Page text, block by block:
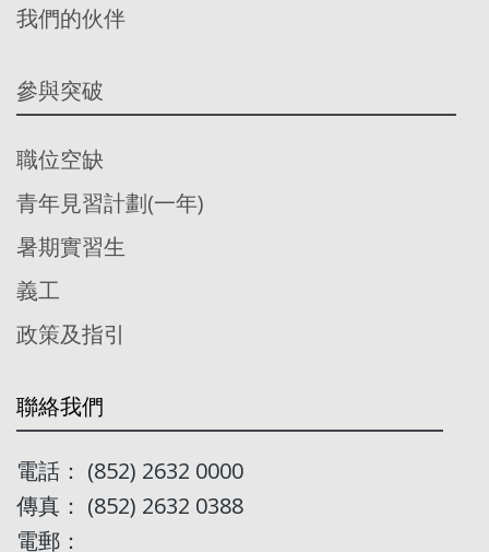
我們的伙伴
參與突破
職位空缺
青年見習計劃(一年)
暑期實習生
義工
政策及指引
聯絡我們
電話： (852) 2632 0000
傳真： (852) 2632 0388
電郵：